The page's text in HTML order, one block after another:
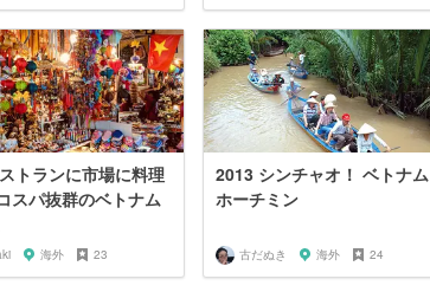
トランに市場に料理
スパ抜群のベトナム
海外 23
2013 シンチャオ！ ベトナム
ホーチミン
古だぬき 海外 24